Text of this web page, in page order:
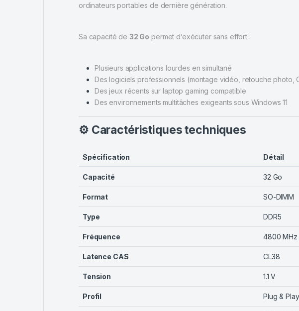
ordinateurs portables de dernière génération.
Sa capacité de 32 Go permet d’exécuter sans effort :
Plusieurs applications lourdes en simultané
Des logiciels professionnels (montage vidéo, retouche photo,
Des jeux récents sur laptop gaming compatible
Des environnements multitâches exigeants sous Windows 11
⚙️ Caractéristiques techniques
Spécification Détail
Capacité 32 Go
Format SO-DIMM
Type DDR5
Fréquence 4800 MHz
Latence CAS CL38
Tension 1.1 V
Profil Plug &